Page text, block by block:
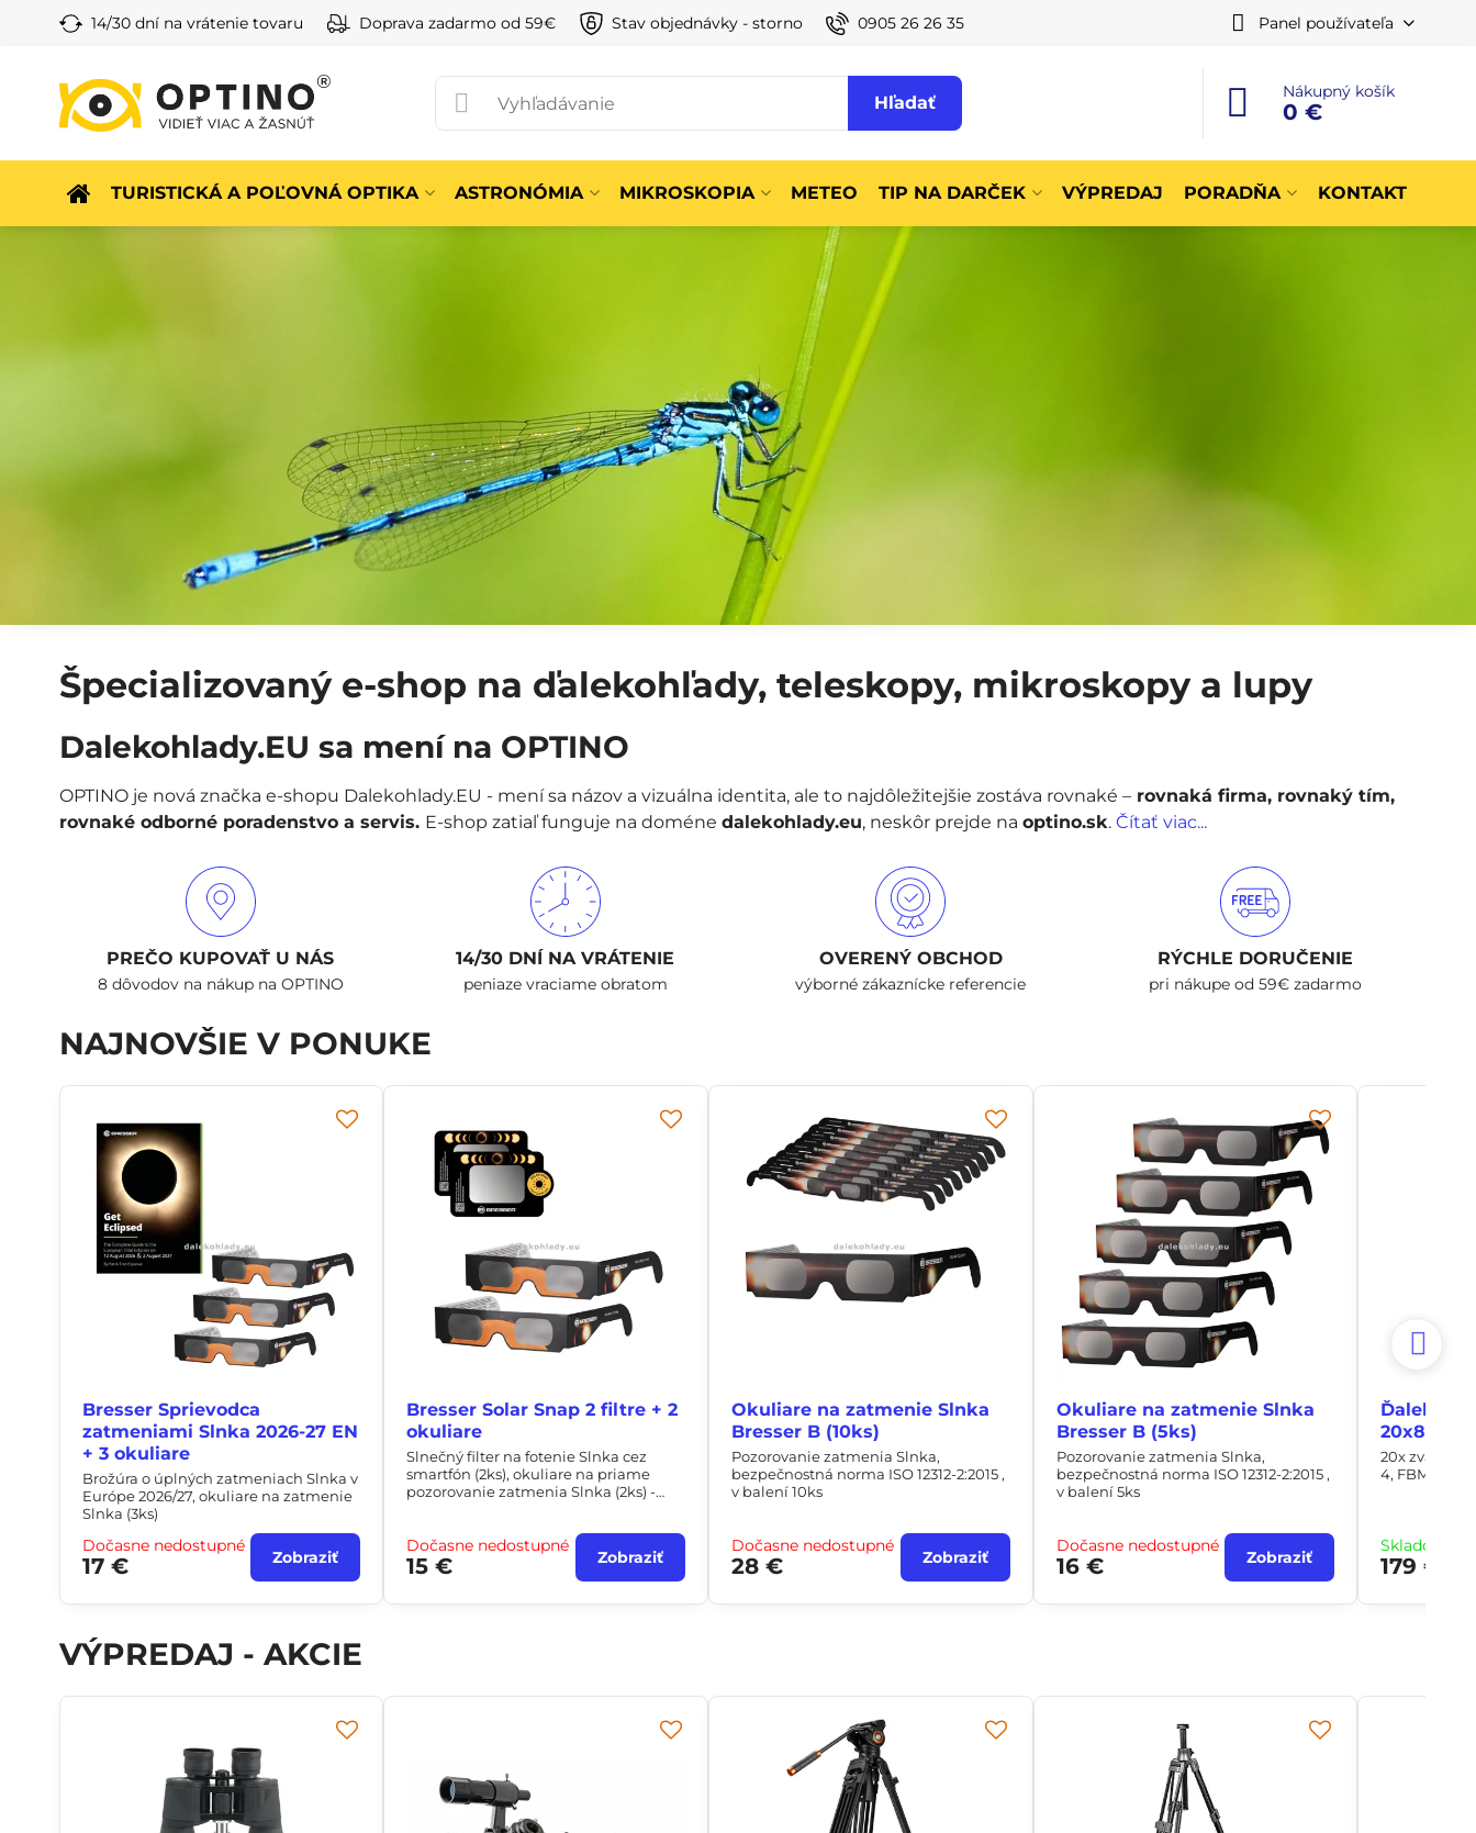
14/30 dní na vrátenie tovaru Doprava zadarmo od 59€ Stav objednávky - storno 0905 26 26 35 Panel používateľa
Hľadať
Nákupný košík
0 €
TURISTICKÁ A POĽOVNÁ OPTIKA ASTRONÓMIA MIKROSKOPIA METEO TIP NA DARČEK VÝPREDAJ PORADŇA KONTAKT
Špecializovaný e-shop na ďalekohľady, teleskopy, mikroskopy a lupy
Dalekohlady.EU sa mení na OPTINO
OPTINO je nová značka e-shopu Dalekohlady.EU - mení sa názov a vizuálna identita, ale to najdôležitejšie zostáva rovnaké –rovnaká firma, rovnaký tím,
rovnaké odborné poradenstvo a servis. E-shop zatiaľ funguje na doméne dalekohlady.eu, neskôr prejde na optino.sk. Čítať viac...
PREČO KUPOVAŤ U NÁS
8 dôvodov na nákup na OPTINO
14/30 DNÍ NA VRÁTENIE
peniaze vraciame obratom
OVERENÝ OBCHOD
výborné zákaznícke referencie
RÝCHLE DORUČENIE
pri nákupe od 59€ zadarmo
NAJNOVŠIE V PONUKE
Bresser Sprievodca
zatmeniami Slnka 2026-27 EN
+ 3 okuliare
Brožúra o úplných zatmeniach Slnka v
Európe 2026/27, okuliare na zatmenie
Slnka (3ks)
Dočasne nedostupné
17 € Zobraziť
Bresser Solar Snap 2 filtre + 2
okuliare
Slnečný filter na fotenie Slnka cez
smartfón (2ks), okuliare na priame
pozorovanie zatmenia Slnka (2ks) -
Dočasne nedostupné
15 € Zobraziť
Okuliare na zatmenie Slnka
Bresser B (10ks)
Pozorovanie zatmenia Slnka,
bezpečnostná norma ISO 12312-2:2015 ,
v balení 10ks
Dočasne nedostupné
28 € Zobraziť
Okuliare na zatmenie Slnka
Bresser B (5ks)
Pozorovanie zatmenia Slnka,
bezpečnostná norma ISO 12312-2:2015 ,
v balení 5ks
Dočasne nedostupné
16 € Zobraziť
20x80
20x
4, FBMC,
Skladom
179 €
VÝPREDAJ - AKCIE